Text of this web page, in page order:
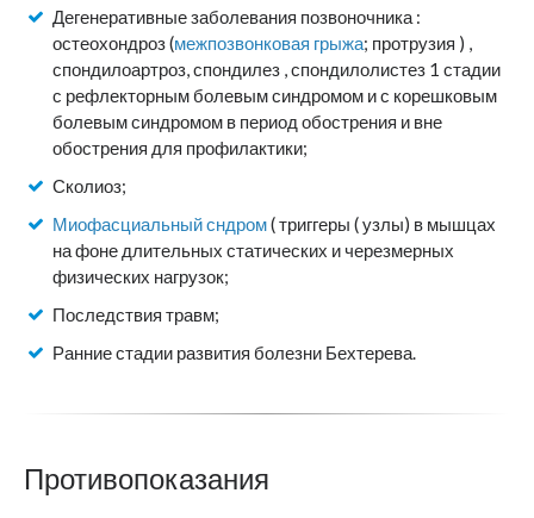
Дегенеративные заболевания позвоночника :
остеохондроз (межпозвонковая грыжа; протрузия ) ,
спондилоартроз, спондилез , спондилолистез 1 стадии
с рефлекторным болевым синдромом и с корешковым
болевым синдромом в период обострения и вне
обострения для профилактики;
Сколиоз;
Миофасциальный сндром( триггеры ( узлы) в мышцах
на фоне длительных статических и черезмерных
физических нагрузок;
Последствия травм;
Ранние стадии развития болезни Бехтерева.
Противопоказания